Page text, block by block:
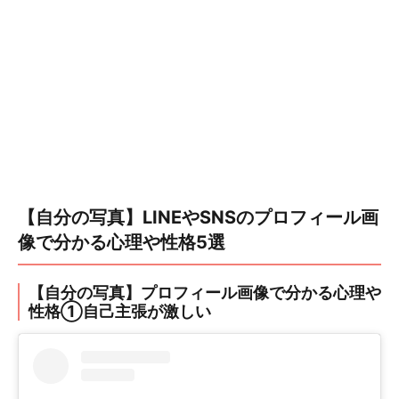
【自分の写真】LINEやSNSのプロフィール画
像で分かる心理や性格5選
【自分の写真】プロフィール画像で分かる心理や
性格①自己主張が激しい